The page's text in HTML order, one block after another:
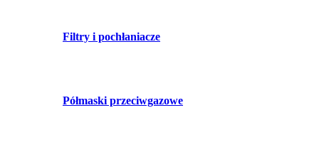
Filtry i pochłaniacze
Półmaski przeciwgazowe